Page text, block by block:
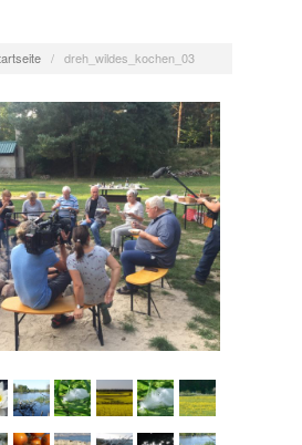
/ dreh_wildes_kochen_03